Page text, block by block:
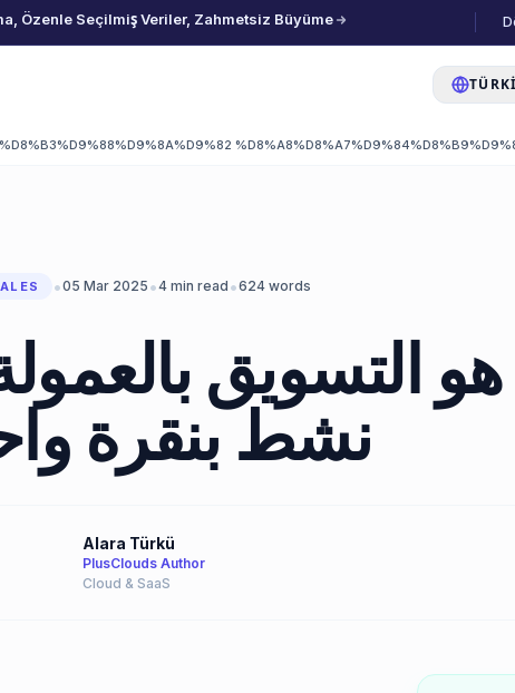
Özenle Seçilmiş Veriler, Zahmetsiz Büyüme
•05 Mar 2025 •4min read •624words
هو التسويق
نشط بنقرة
Alara Türkü
PlusClouds Author
Cloud & SaaS